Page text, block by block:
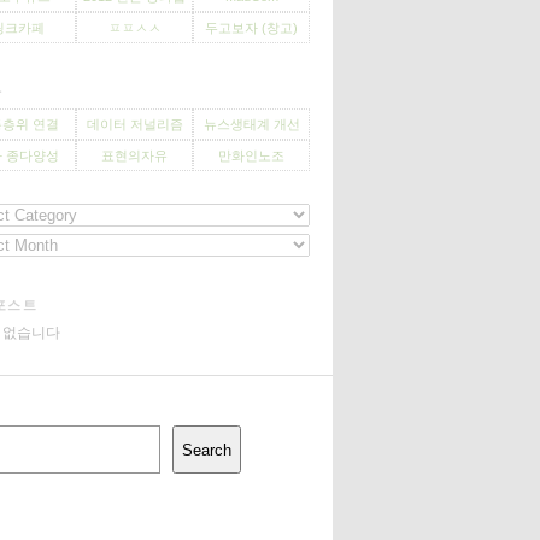
크카페 ㅍㅍㅅㅅ 두고보자 (창고)
위 연결 데이터 저널리즘 뉴스생태계 개선
종다양성 표현의자유 만화인노조
스트
없습니다
Search